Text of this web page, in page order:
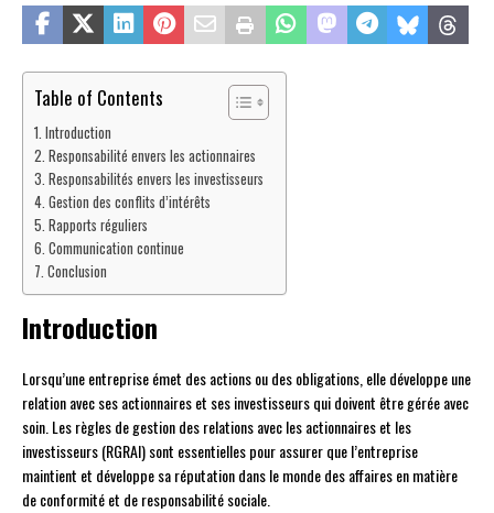
Table of Contents
Introduction
Responsabilité envers les actionnaires
Responsabilités envers les investisseurs
Gestion des conflits d’intérêts
Rapports réguliers
Communication continue
Conclusion
Introduction
Lorsqu’une entreprise émet des actions ou des obligations, elle développe une
relation avec ses actionnaires et ses investisseurs qui doivent être gérée avec
soin. Les règles de gestion des relations avec les actionnaires et les
investisseurs (RGRAI) sont essentielles pour assurer que l’entreprise
maintient et développe sa réputation dans le monde des affaires en matière
de conformité et de responsabilité sociale.